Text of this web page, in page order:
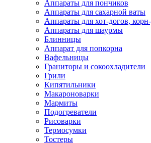
Аппараты для пончиков
Аппараты для сахарной ваты
Аппараты для хот-догов,
Аппараты для шаурмы
Блинницы
Аппарат для попкорна
Вафельницы
Граниторы и сокоохладители
Грили
Кипятильники
Макароноварки
Мармиты
Подогреватели
Рисоварки
Термосумки
Тостеры